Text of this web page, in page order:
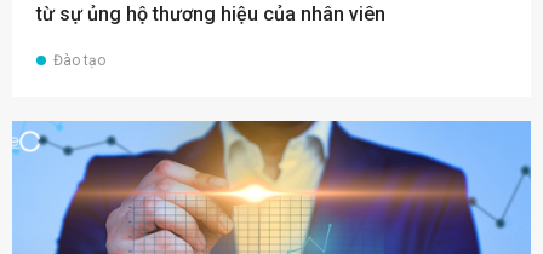
từ sự ủng hộ thương hiệu của nhân viên
Đào tạo